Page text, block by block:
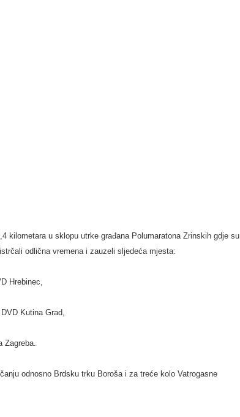
kilometara u sklopu utrke građana Polumaratona Zrinskih gdje su
odlična vremena i zauzeli sljedeća mjesta:
Hrebinec,
Kutina Grad,
Zagreba.
odnosno Brdsku trku Boroša i za treće kolo Vatrogasne